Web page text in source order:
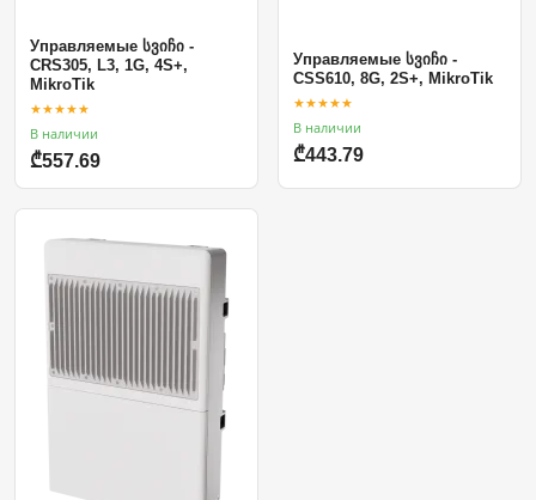
Управляемые სვიჩი -
CRS305, L3, 1G, 4S+,
MikroTik
★★★★★
В наличии
₾557.69
Управляемые სვიჩი -
CSS610, 8G, 2S+, MikroTik
★★★★★
В наличии
₾443.79